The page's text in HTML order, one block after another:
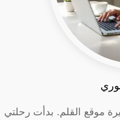
موقع القلم. بدأت رحلتي